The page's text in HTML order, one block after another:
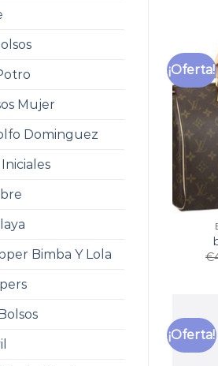
Mujer
Dominguez
Bimba Y Lola
¡Oferta!
€
¡Oferta!